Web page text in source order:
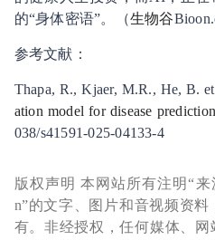
的“身体密语”。（生物谷
参考文献：
Thapa, R., Kjaer, M.R., He, B.
ation model for disease prediction
038/s41591-025-04133-4
版权声明 本网站所有注明“
n”的文字、图片和音视频资
有。非经授权，任何媒体、